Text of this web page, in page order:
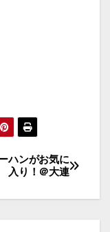
ハンがお気に
入り！＠大連